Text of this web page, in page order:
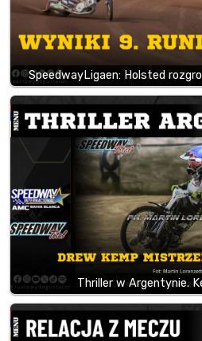
SpeedwayLigaen: Holsted
Thriller w Argentynie.